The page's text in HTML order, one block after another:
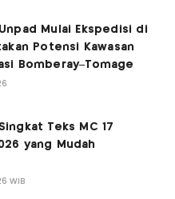
Mulai Ekspedisi di
Potensi Kawasan
Bomberay–Tomage
Teks MC 17
yang Mudah
WIB